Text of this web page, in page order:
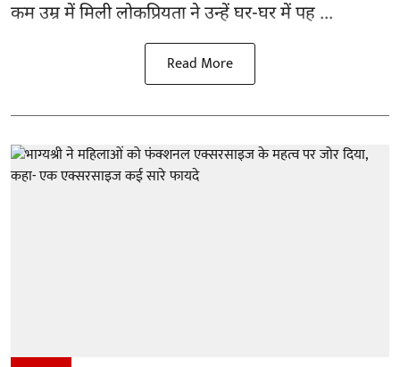
कम उम्र में मिली लोकप्रियता ने उन्हें घर-घर में पह ...
Read More